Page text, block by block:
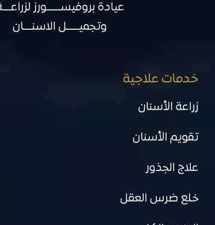
عيادة بروفيســـــــورز
وتجميــــــل الاسنــــان
خدمات علاجية
زراعة الأسنان
تقويم الأسنان
علاج الجذور
خلع ضرس العقل